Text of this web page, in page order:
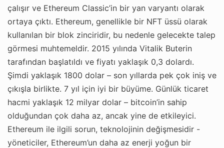
çalışır ve Ethereum Classic’in bir yan varyantı olarak
ortaya çıktı. Ethereum, genellikle bir NFT üssü olarak
kullanılan bir blok zinciridir, bu nedenle gelecekte talep
görmesi muhtemeldir. 2015 yılında Vitalik Buterin
tarafından başlatıldı ve fiyatı yaklaşık 0,3 dolardı.
Şimdi yaklaşık 1800 dolar – son yıllarda pek çok iniş ve
çıkışla birlikte. 7 yıl için iyi bir büyüme. Günlük ticaret
hacmi yaklaşık 12 milyar dolar – bitcoin’in sahip
olduğundan çok daha az, ancak yine de etkileyici.
Ethereum ile ilgili sorun, teknolojinin değişmesidir -
yöneticiler, Ethereum’un daha az enerji yoğun bir